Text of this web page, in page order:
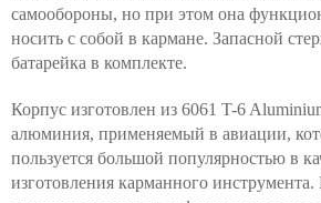
самообороны, но при этом она
носить с собой в кармане. Запасной
батарейка в комплекте.
Корпус изготовлен из 6061 T-6
алюминия, применяемый в авиации,
пользуется большой популярностью в
изготовления карманного